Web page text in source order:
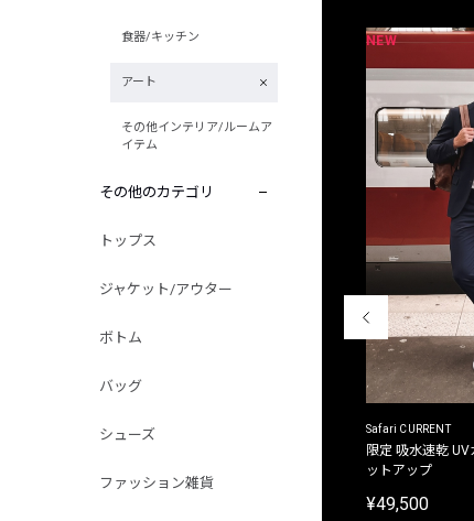
食器/キッチン
アート
その他インテリア/ルームア
イテム
その他のカテゴリ
トップス
ジャケット/アウター
ボトム
バッグ
シューズ
ファッション雑貨
NEW
Safari CURRENT
限定 吸水速乾
ットアップ
¥49,500